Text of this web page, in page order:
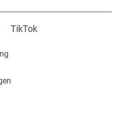
und Inspirationen auf
TikTok